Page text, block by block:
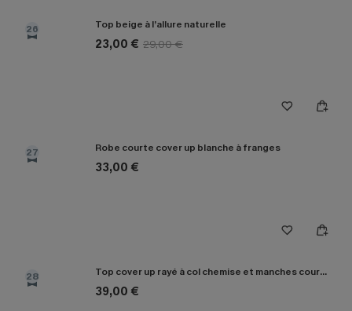
26 Top beige à l’allure naturelle
23,00 € 29,00 €
27 Robe courte cover up blanche à franges
33,00 €
28 Top cover up rayé à col chemise et manches courtes
39,00 €